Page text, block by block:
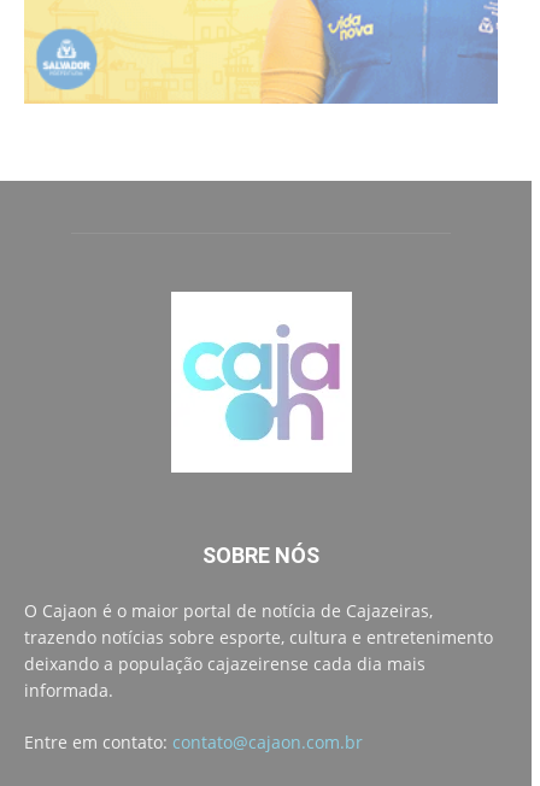
SOBRE NÓS
O Cajaon é o maior portal de notícia de Cajazeiras,
trazendo notícias sobre esporte, cultura e entretenimento
deixando a população cajazeirense cada dia mais
informada.
Entre em contato: contato@cajaon.com.br